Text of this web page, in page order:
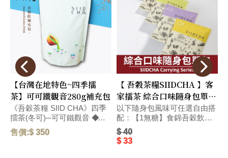
【台灣在地特色~四季擂
茶】可可鐵觀音280g補充包
《吾穀茶糧 SIID CHA》四季
擂茶(冬可)─可可鐵觀音 ◆精
選台灣在地烏龍茶獨特碳焙熟
果香氣、和醇厚飽滿的可可滋
售價:$ 350
【 吾穀茶糧SIIDCHA 】客
家擂茶 綜合口味隨身包單包
Hakka Ground Tea
以下隨身包風味可任選自由搭
配：【1無糖】食錦吾穀飲無
糖-28g、【4無糖】客家擂茶
無糖-28g、【5號】杏仁燕麥
擂茶-28g、【6號】杏仁燕
$ 40
$ 33